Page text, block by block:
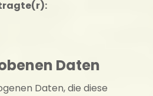
Daten
Daten, die diese